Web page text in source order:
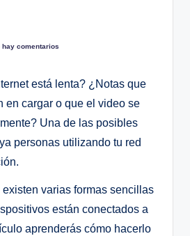
hay comentarios
está lenta? ¿Notas que
en cargar o que el video se
Una de las posibles
personas utilizando tu red
varias formas sencillas
están conectados a
aprenderás cómo hacerlo